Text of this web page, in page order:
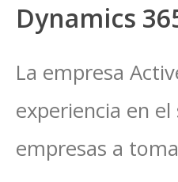
Dynamics
La empresa
experiencia en
empresas a